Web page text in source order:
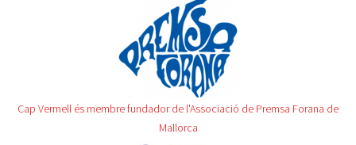
Cap Vermell és membre fundador de l'Associació de Premsa Forana de
Mallorca